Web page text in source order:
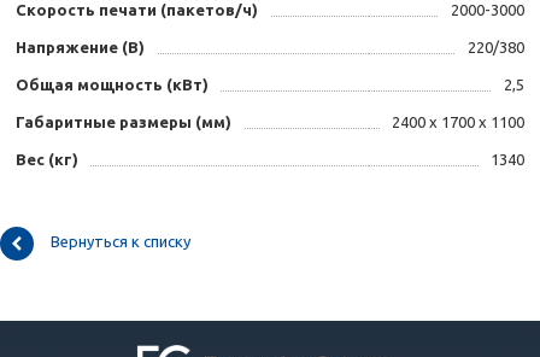
Скорость печати (пакетов/ч) 2000-3000
Напряжение (B) 220/380
Общая мощность (кВт) 2,5
Габаритные размеры (мм) 2400 х 1700 х 1100
Вес (кг) 1340
Вернуться к списку